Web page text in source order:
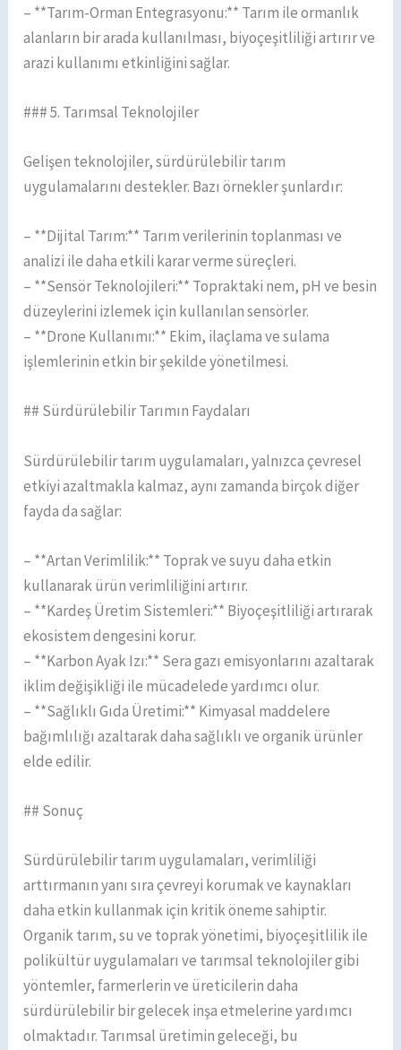
– **Tarım-Orman Entegrasyonu:** Tarım ile ormanlık
alanların bir arada kullanılması, biyoçeşitliliği artırır ve
arazi kullanımı etkinliğini sağlar.
### 5. Tarımsal Teknolojiler
Gelişen teknolojiler, sürdürülebilir tarım
uygulamalarını destekler. Bazı örnekler şunlardır:
– **Dijital Tarım:** Tarım verilerinin toplanması ve
analizi ile daha etkili karar verme süreçleri.
– **Sensör Teknolojileri:** Topraktaki nem, pH ve besin
düzeylerini izlemek için kullanılan sensörler.
– **Drone Kullanımı:** Ekim, ilaçlama ve sulama
işlemlerinin etkin bir şekilde yönetilmesi.
## Sürdürülebilir Tarımın Faydaları
Sürdürülebilir tarım uygulamaları, yalnızca çevresel
etkiyi azaltmakla kalmaz, aynı zamanda birçok diğer
fayda da sağlar:
– **Artan Verimlilik:** Toprak ve suyu daha etkin
kullanarak ürün verimliliğini artırır.
– **Kardeş Üretim Sistemleri:** Biyoçeşitliliği artırarak
ekosistem dengesini korur.
– **Karbon Ayak Izı:** Sera gazı emisyonlarını azaltarak
iklim değişikliği ile mücadelede yardımcı olur.
– **Sağlıklı Gıda Üretimi:** Kimyasal maddelere
bağımlılığı azaltarak daha sağlıklı ve organik ürünler
elde edilir.
## Sonuç
Sürdürülebilir tarım uygulamaları, verimliliği
arttırmanın yanı sıra çevreyi korumak ve kaynakları
daha etkin kullanmak için kritik öneme sahiptir.
Organik tarım, su ve toprak yönetimi, biyoçeşitlilik ile
polikültür uygulamaları ve tarımsal teknolojiler gibi
yöntemler, farmerlerin ve üreticilerin daha
sürdürülebilir bir gelecek inşa etmelerine yardımcı
olmaktadır. Tarımsal üretimin geleceği, bu